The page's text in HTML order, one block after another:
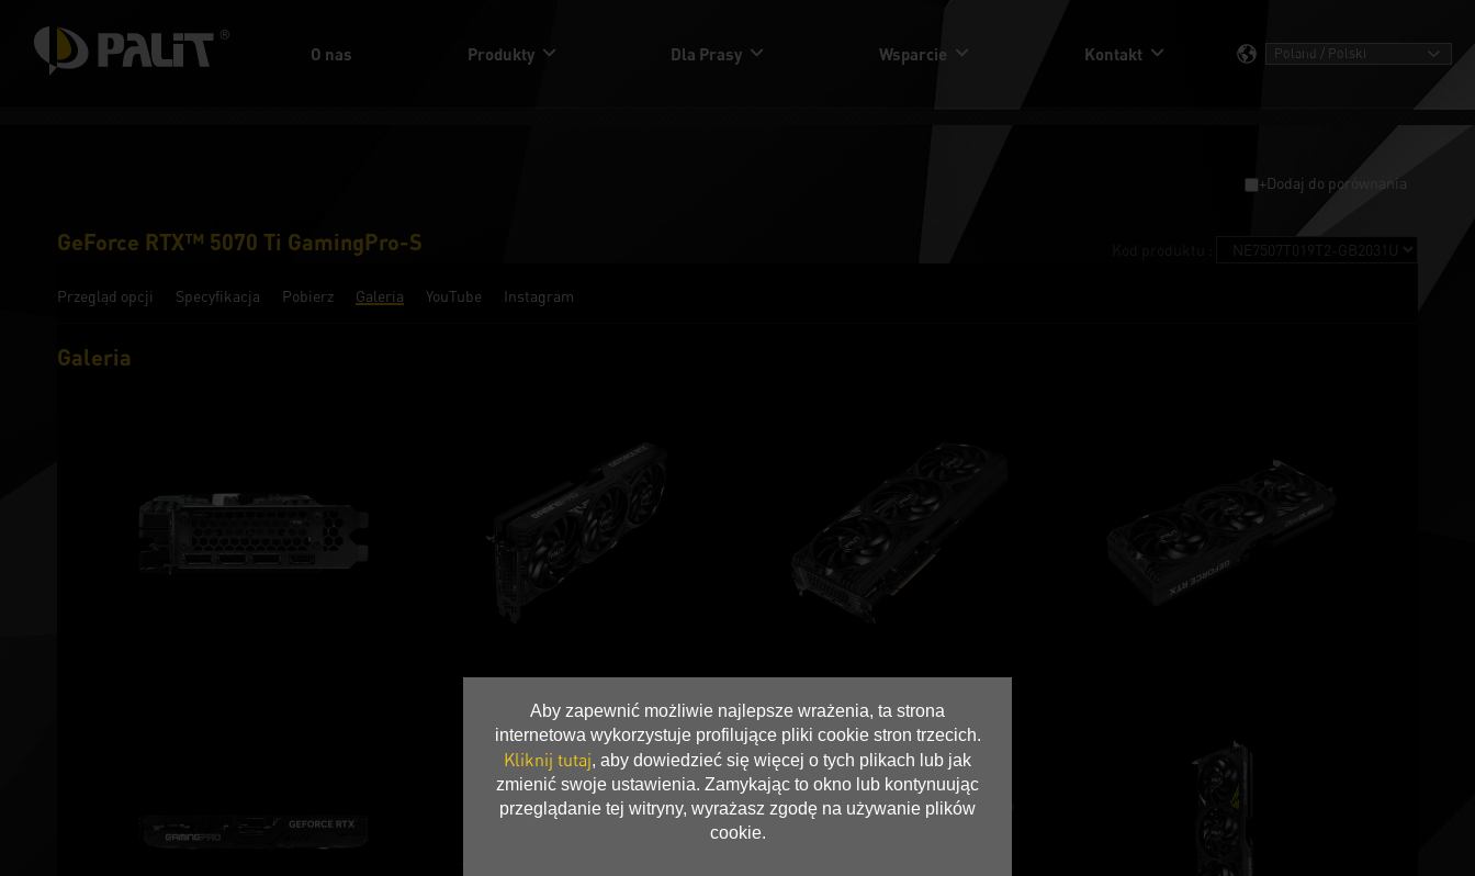
Aby zapewnić możliwie najlepsze wrażenia, ta strona
internetowa wykorzystuje profilujące pliki cookie stron trzecich.
Kliknij tutaj, aby dowiedzieć się więcej o tych plikach lub jak
zmienić swoje ustawienia. Zamykając to okno lub kontynuując
przeglądanie tej witryny, wyrażasz zgodę na używanie plików
cookie.
O nas Produkty Dla Prasy Wsparcie Kontakt
+Dodaj do porównania
GeForce RTX™ 5070 Ti GamingPro-S
Przegląd opcji Specyfikacja Pobierz Galeria YouTube Instagram
Galeria